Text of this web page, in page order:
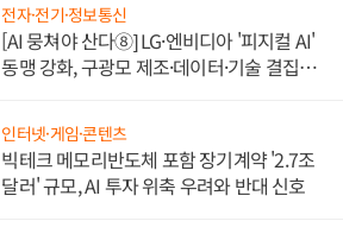
전자·전기·정보통신
[AI 뭉쳐야 산다⑧] LG·엔비디아 '피지컬 AI'
동맹 강화, 구광모 제조·데이터·기술 결집
인터넷·게임·콘텐츠
빅테크 메모리반도체 포함 장기계약 '2.7조
달러' 규모, AI 투자 위축 우려와 반대 신호